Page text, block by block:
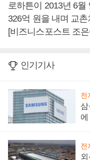
로하튼이 2013년 6
326억 원을 내며 교
[비즈니스포스트 조
인기기사
전
삼
에
전
외